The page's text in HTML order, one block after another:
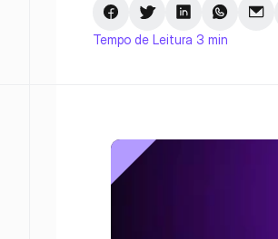
Tempo de Leitura 3 min